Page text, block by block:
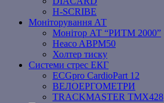
H-SCRIBE
Моніторування АТ
Монітор АТ “РИТМ 2000”
Heaco ABPM50
Холтер тиску
Системи стрес ЕКГ
ECGpro CardioPart 12
ВЕЛОЕРГОМЕТРИ
TRACKMASTER TMX428